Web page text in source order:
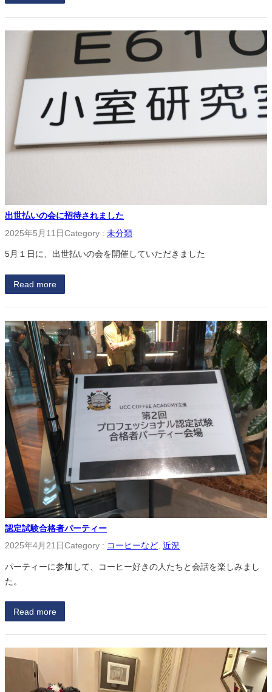
出世払いの会に招待されました
2025年5月11日Category : 未分類
5月１日に、出世払いの会を開催していただきました
Read more
認定試験合格者パーティー
2025年4月21日Category : コーヒーなど 近況
パーティーに参加して、コーヒー好きの人たちと会話を楽しみまし
た。
Read more